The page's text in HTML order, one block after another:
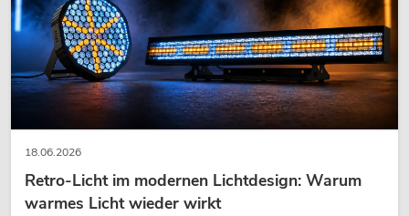
18.06.2026
Retro-Licht im modernen Lichtdesign: Warum
warmes Licht wieder wirkt